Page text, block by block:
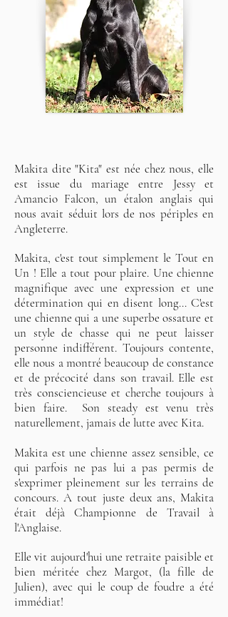
Makita dite "Kita" est née chez nous, elle
est issue du mariage entre Jessy et
Amancio Falcon, un étalon anglais qui
nous avait séduit lors de nos périples en
Angleterre.
Makita, c'est tout simplement le Tout en
Un ! Elle a tout pour plaire. Une chienne
magnifique avec une expression et une
détermination qui en disent long... C'est
une chienne qui a une superbe ossature et
un style de chasse qui ne peut laisser
personne indifférent. Toujours contente,
elle nous a montré beaucoup de constance
et de précocité dans son travail. Elle est
très consciencieuse et cherche toujours à
bien faire. Son steady est venu très
naturellement, jamais de lutte avec Kita.
Makita est une chienne assez sensible, ce
qui parfois ne pas lui a pas permis de
s'exprimer pleinement sur les terrains de
concours. A tout juste deux ans, Makita
était déjà Championne de Travail à
l'Anglaise.
Elle vit aujourd'hui une retraite paisible et
bien méritée chez Margot, (la fille de
Julien), avec qui le coup de foudre a été
immédiat!